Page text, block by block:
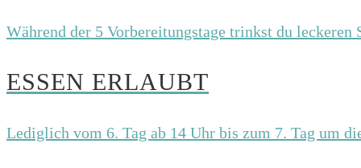
Während der 5 Vorbereitungstage trinkst du
ESSEN ERLAUBT
Lediglich vom 6. Tag ab 14 Uhr bis zum 7. Tag um